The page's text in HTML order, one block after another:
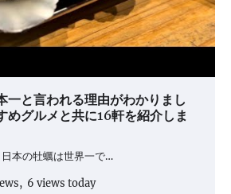
一と言われる理由がわかりまし
めグルメと共に16軒を紹介しま
本の牡蠣は世界一で…
6 views today